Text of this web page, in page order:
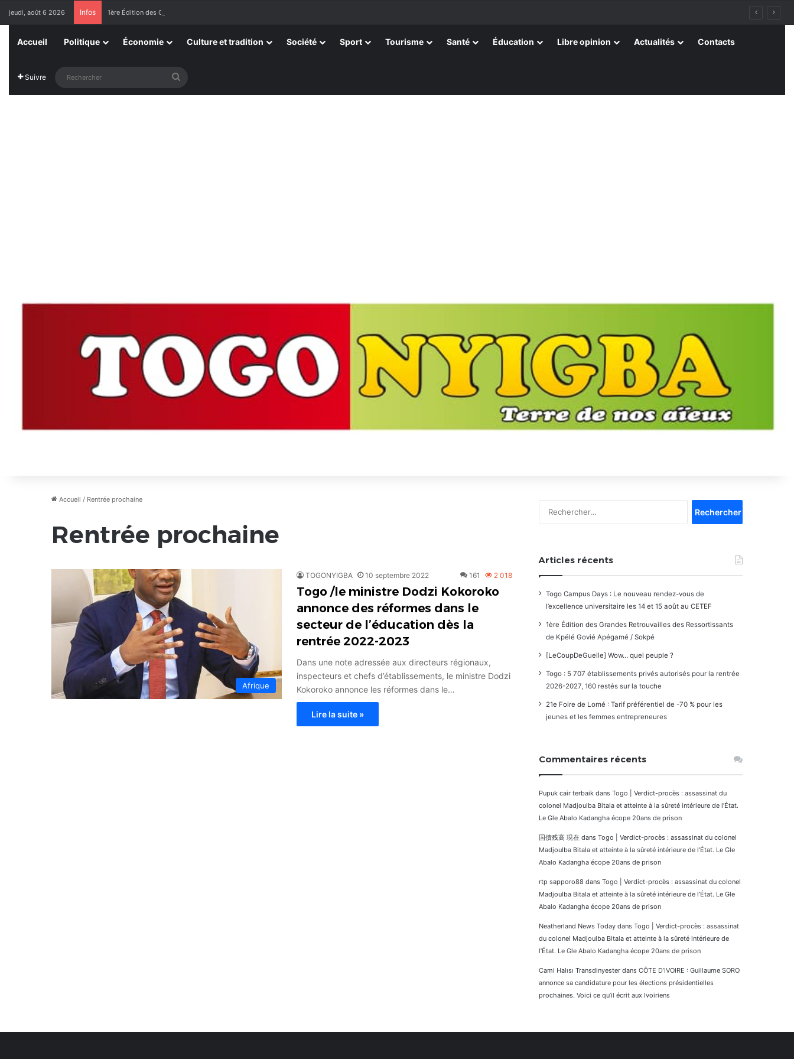
jeudi, août 6 2026 Infos 1ère Édition des Grandes Retrouvailles des Ressortissants de Kpélé Govié Apégamé / Sokpé
Accueil Politique Économie Culture et tradition Société Sport Tourisme Santé Éducation Libre opinion Actualités Contacts
Suivre
Accueil / Rentrée prochaine
Rentrée prochaine
Afrique
TOGONYIGBA 10 septembre 2022 161 2 018
Togo /le ministre Dodzi Kokoroko
annonce des réformes dans le
secteur de l’éducation dès la
rentrée 2022-2023
Dans une note adressée aux directeurs régionaux,
inspecteurs et chefs d’établissements, le ministre Dodzi
Kokoroko annonce les réformes dans le…
Lire la suite »
Articles récents
Togo Campus Days : Le nouveau rendez-vous de
l’excellence universitaire les 14 et 15 août au CETEF
1ère Édition des Grandes Retrouvailles des Ressortissants
de Kpélé Govié Apégamé / Sokpé
[LeCoupDeGuelle] Wow… quel peuple ?
Togo : 5 707 établissements privés autorisés pour la rentrée
2026-2027, 160 restés sur la touche
21e Foire de Lomé : Tarif préférentiel de -70 % pour les
jeunes et les femmes entrepreneures
Commentaires récents
Pupuk cair terbaik dans Togo | Verdict-procès : assassinat du
colonel Madjoulba Bitala et atteinte à la sûreté intérieure de l’État.
Le Gle Abalo Kadangha écope 20ans de prison
国債残高 現在 dans Togo | Verdict-procès : assassinat du colonel
Madjoulba Bitala et atteinte à la sûreté intérieure de l’État. Le Gle
Abalo Kadangha écope 20ans de prison
rtp sapporo88 dans Togo | Verdict-procès : assassinat du colonel
Madjoulba Bitala et atteinte à la sûreté intérieure de l’État. Le Gle
Abalo Kadangha écope 20ans de prison
Neatherland News Today dans Togo | Verdict-procès : assassinat
du colonel Madjoulba Bitala et atteinte à la sûreté intérieure de
l’État. Le Gle Abalo Kadangha écope 20ans de prison
Cami Halısı Transdinyester dans CÔTE D’IVOIRE : Guillaume SORO
annonce sa candidature pour les élections présidentielles
prochaines. Voici ce qu’il écrit aux Ivoiriens